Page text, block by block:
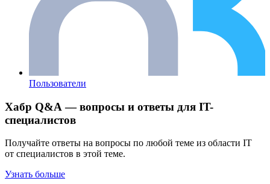
Пользователи
Хабр Q&A — вопросы и ответы для IT-
специалистов
Получайте ответы на вопросы по любой теме из области IT
от специалистов в этой теме.
Узнать больше